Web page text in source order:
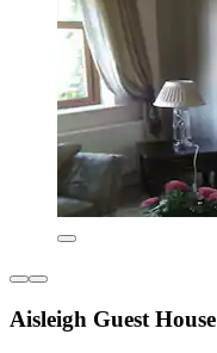
Aisleigh Guest House